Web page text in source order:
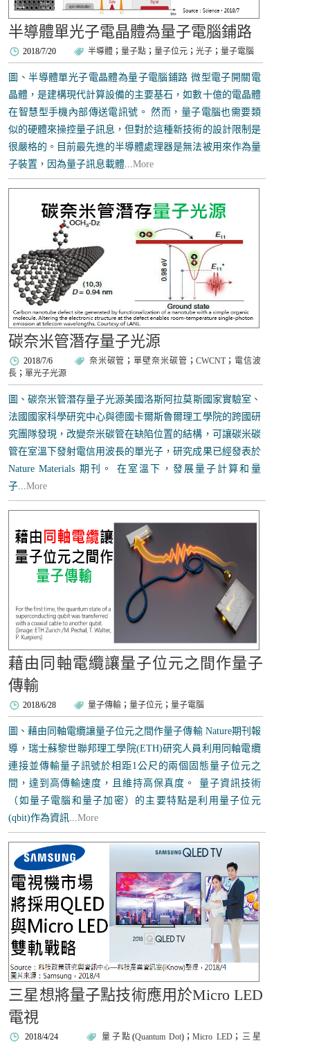
半導體單光子電晶體為量子電腦鋪路
2018/7/20 半導體 ；量子點 ；量子位元 ；光子 ；量子電腦
圖、半導體單光子電晶體為量子電腦鋪路 微型電子開關電
晶體，是建構現代計算設備的主要基石，如數十億的電晶體
在智慧型手機內部傳送電訊號。 然而，量子電腦也需要類
似的硬體來操控量子訊息，但對於這種新技術的設計限制是
很嚴格的。目前最先進的半導體處理器是無法被用來作為量
子裝置，因為量子訊息載體...More
碳奈米管潛存量子光源
2018/7/6 奈米碳管 ； 單壁奈米碳管 ； CWCNT； 電信波
長 ；單光子光源
圖、碳奈米管潛存量子光源​ 美國洛斯阿拉莫斯國家實驗室、
法國國家科學研究中心與德國卡爾斯魯爾理工學院的跨國研
究團隊發現，改變奈米碳管在缺陷位置的結構，可讓碳米碳
管在室溫下發射電信用波長的單光子，研究成果已經發表於
Nature Materials 期刊。 在室溫下，發展量子計算和量
子...More
藉由同軸電纜讓量子位元之間作量子
傳輸
2018/6/28 量子傳輸 ；量子位元 ；量子電腦
圖、藉由同軸電纜讓量子位元之間作量子傳輸 Nature期刊報
導，瑞士蘇黎世聯邦理工學院(ETH)研究人員利用同軸電纜
連接並傳輸量子訊號於相距1公尺的兩個固態量子位元之
間，達到高傳輸速度，且維持高保真度。 量子資訊技術
（如量子電腦和量子加密）的主要特點是利用量子位元
(qbit)作為資訊...More
三星想將量子點技術應用於Micro LED
電視
2018/4/24 量子點 (Quantum Dot)；Micro LED； 三星